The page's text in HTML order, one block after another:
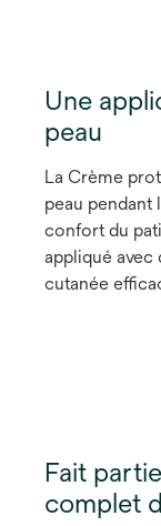
Une
peau
La Crème
peau pendant
confort du
appliqué
cutanée
Fait
complet